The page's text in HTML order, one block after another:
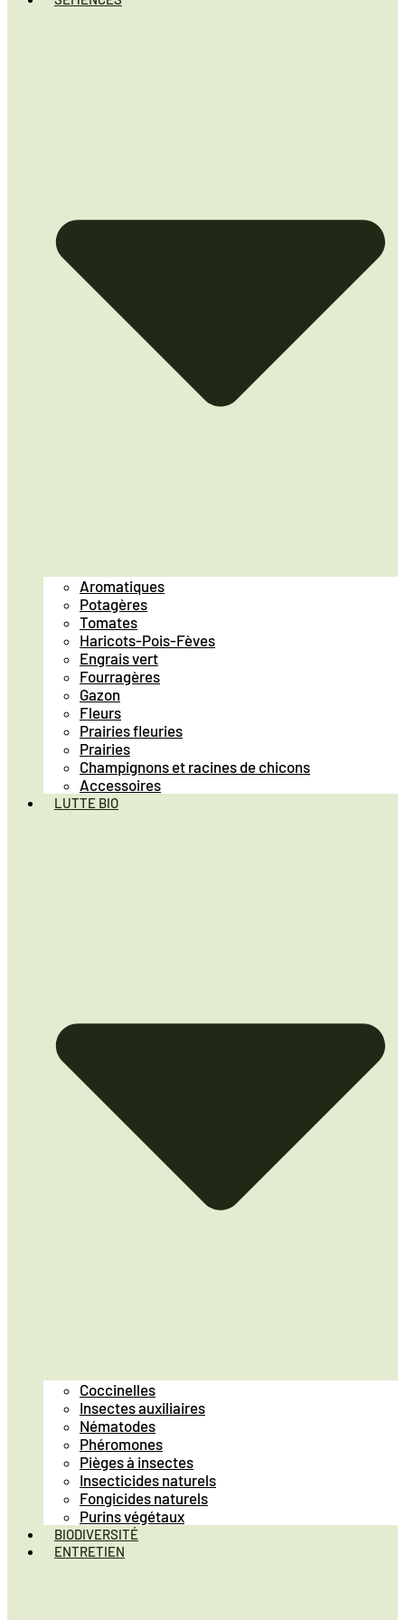
Aromatiques
Potagères
Tomates
Haricots-Pois-Fèves
Engrais vert
Fourragères
Gazon
Fleurs
Prairies fleuries
Prairies
Champignons et racines de chicons
Accessoires
LUTTE BIO
Coccinelles
Insectes auxiliaires
Nématodes
Phéromones
Pièges à insectes
Insecticides naturels
Fongicides naturels
Purins végétaux
BIODIVERSITÉ
ENTRETIEN